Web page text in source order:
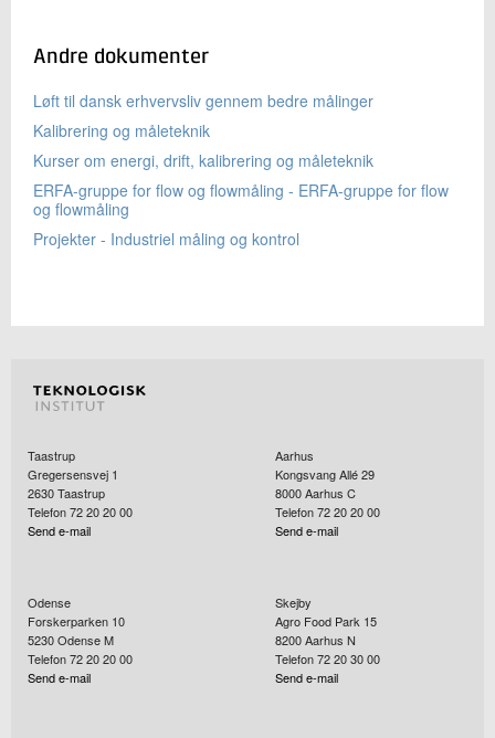
Andre dokumenter
Løft til dansk erhvervsliv gennem bedre målinger
Kalibrering og måleteknik
Kurser om energi, drift, kalibrering og måleteknik
ERFA-gruppe for flow og flowmåling - ERFA-gruppe for flow
og flowmåling
Projekter - Industriel måling og kontrol
Taastrup
Gregersensvej 1
2630Taastrup
Telefon 72 20 20 00
Send e-mail
Aarhus
Kongsvang Allé 29
8000Aarhus C
Telefon 72 20 20 00
Send e-mail
Odense
Forskerparken 10
5230Odense M
Telefon 72 20 20 00
Send e-mail
Skejby
Agro Food Park 15
8200Aarhus N
Telefon 72 20 30 00
Send e-mail